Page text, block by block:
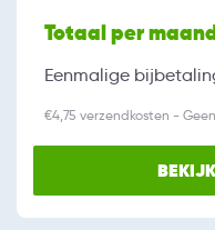
Totaal per
Eenmalige
€4,75 verzendkosten -